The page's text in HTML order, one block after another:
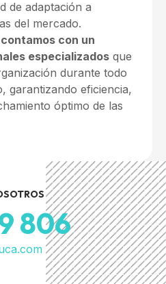
de adaptación a
del mercado.
con un
especializados que
durante todo
garantizando eficiencia,
óptimo de las
806